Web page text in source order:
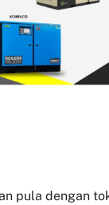
pula dengan